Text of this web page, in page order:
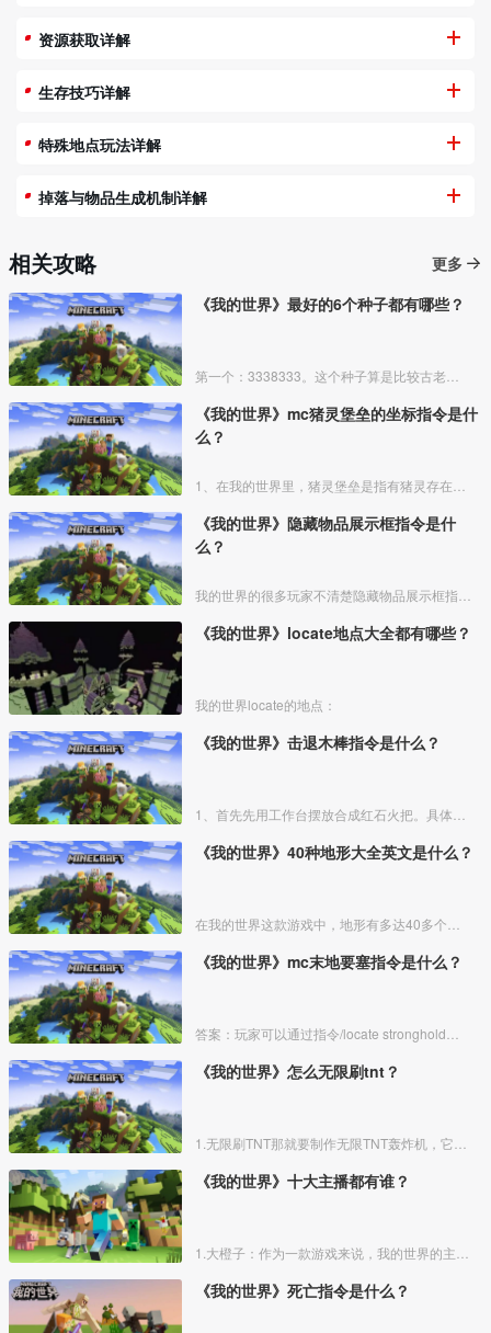
资源获取详解
生存技巧详解
特殊地点玩法详解
掉落与物品生成机制详解
相关攻略
更多
《我的世界》最好的6个种子都有哪些？
《我的世界》mc猪灵堡垒的坐标指令是什
么？
《我的世界》隐藏物品展示框指令是什
么？
《我的世界》locate地点大全都有哪些？
我的世界locate的地点：
《我的世界》击退木棒指令是什么？
《我的世界》40种地形大全英文是什么？
《我的世界》mc末地要塞指令是什么？
《我的世界》怎么无限刷tnt？
《我的世界》十大主播都有谁？
《我的世界》死亡指令是什么？